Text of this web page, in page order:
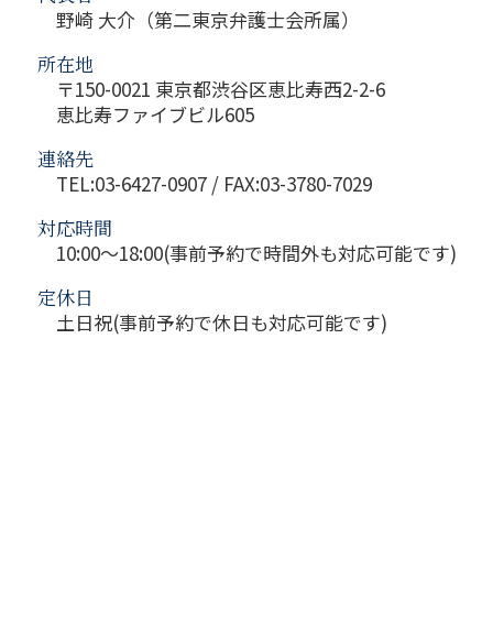
野崎 大介（第二東京弁護士会所属）
所在地
〒150-0021 東京都渋谷区恵比寿西2-2-6
恵比寿ファイブビル605
連絡先
TEL:03-6427-0907 / FAX:03-3780-7029
対応時間
10:00～18:00(事前予約で時間外も対応可能です)
定休日
土日祝(事前予約で休日も対応可能です)